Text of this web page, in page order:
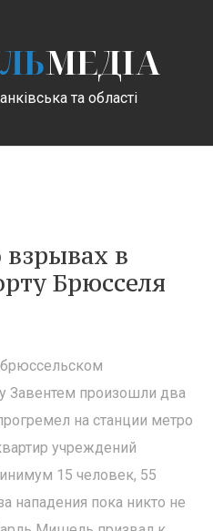
МЕДІА
та області
в
Брюсселя
Завентем произошли два
на станции метро
учреждений
15 человек, 55
нападения пока никто не